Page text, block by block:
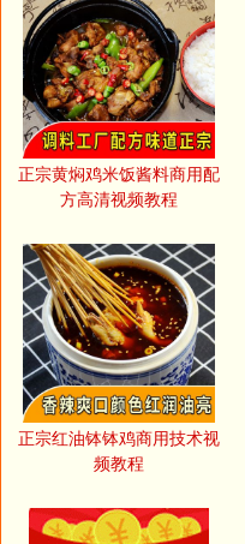
正宗黄焖鸡米饭酱料商用配
方高清视频教程
正宗红油钵钵鸡商用技术视
频教程